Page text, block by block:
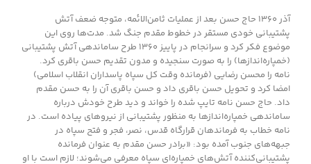
آذر ۱۳۶۰ حاج حسن بعد از عملیات ثامن‌الائمه، متوجه ضعف آتش
پشتیبانی خودی مستقر در خطوط مقدم جنگ شد. مدت‌ها روی این
موضوع فکر کرد و سرانجام در پاییز ۱۳۶۰ طرح ساماندهی آتش پشتیبانی
(خمپاره‌اندازها) را به صورت سنجیده و مدون تقدیم حسن باقری کرد.
نامه را محسن رضایی (فرمانده وقت کل سپاه پاسداران انقلاب اسلامی)
امضا کرد و تحویل حسن باقری داد و حسن باقری آن را به حسن مقدم
داد. حاج حسن نامه تایپ شده را خواند و دید طرح خودش درباره
ساماندهی خمپاره‌اندازها به منظور پشتیبانی از نیروهای پیاده است. در
نامه خطاب به فرماندهان قرارگاه قدس، نصر، فجر و فتح سپاه در
جبهه‌های جنوب آمده بود: «برادر حسن مقدم به عنوان فرمانده
پشتیبانی‌کننده آتش‌های خمپاره‌ای سپاه معرفی می‌شوند؛ لازم است با او